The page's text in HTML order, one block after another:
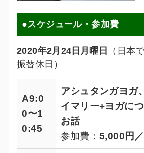
●スケジュール・参加費
2020年2月24日月曜日
（日本
振替休日）
A9:0
0〜1
0:45
アシュタンガヨガ
イマリー+ヨガに
お話
参加費：5,000円